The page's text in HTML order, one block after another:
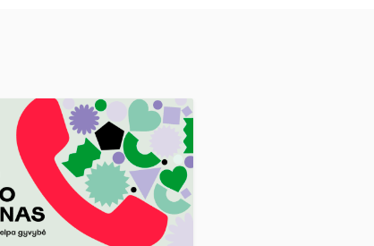
Afrikoje ir Amerikoje. Jo kūrybai būdingas nuolatinis
ir naujų formų paieškos. Projektas TRIPPIN'
šiuolaikiniam, tarptautiniam ir žanrų ribas
džiazo festivaliuose ir koncertų erdvėse, kur